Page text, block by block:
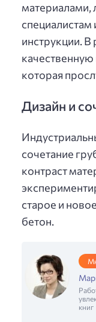
материалами,
специалистам
инструкции. В
которая
Дизайн и
сочетание
контраст
старое и
бетон.
книг